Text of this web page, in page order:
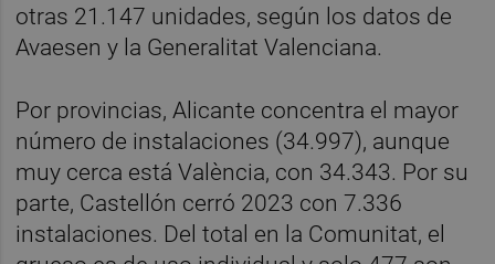
otras 21.147 unidades, según los datos de
Avaesen y la Generalitat Valenciana.
Por provincias, Alicante concentra el mayor
número de instalaciones (34.997), aunque
muy cerca está València, con 34.343. Por su
parte, Castellón cerró 2023 con 7.336
instalaciones. Del total en la Comunitat, el